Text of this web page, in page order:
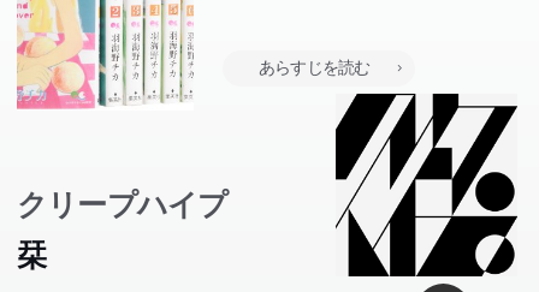
あらすじを読む
クリープハイプ
栞